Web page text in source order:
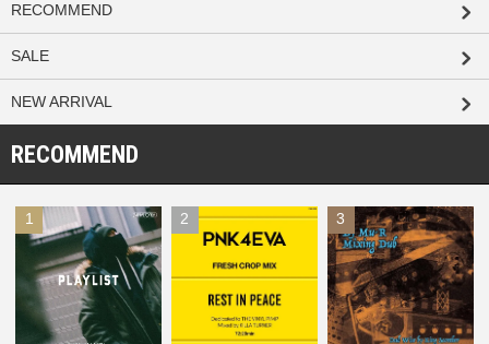
RECOMMEND
SALE
NEW ARRIVAL
RECOMMEND
1 2 3